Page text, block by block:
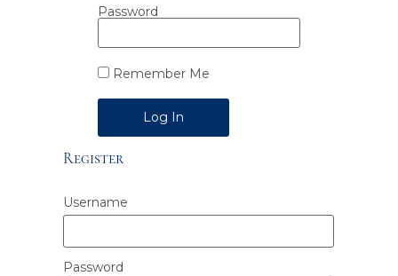
Password
Remember Me
Alternative:
Register
Username
Password